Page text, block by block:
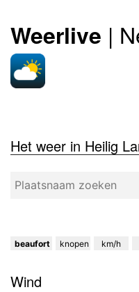
Weerlive |
Het weer in Heilig
beaufort knopen km/h
Wind